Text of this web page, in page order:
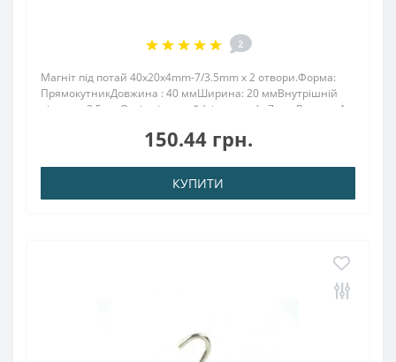
2
Магніт під потай 40x20x4mm-7/3.5mm х 2 отвори.Форма:
ПрямокутникДовжина : 40 ммШирина: 20 ммВнутрішній
діаметр: 3,5 ммОтвір під потай (зіньковка): 7 mmВисота: 4
150.44 грн.
КУПИТИ